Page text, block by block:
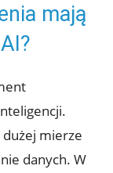
mają
mierze
danych. W